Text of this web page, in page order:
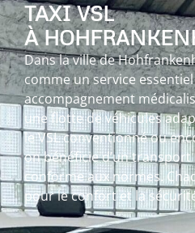
TAXI VSL
À
Dans la ville de
comme un service
accompagnement
une flotte de véhicules
le VSL conventionné ou
on bénéficie d’un
conforme aux normes.
pour le confort et la